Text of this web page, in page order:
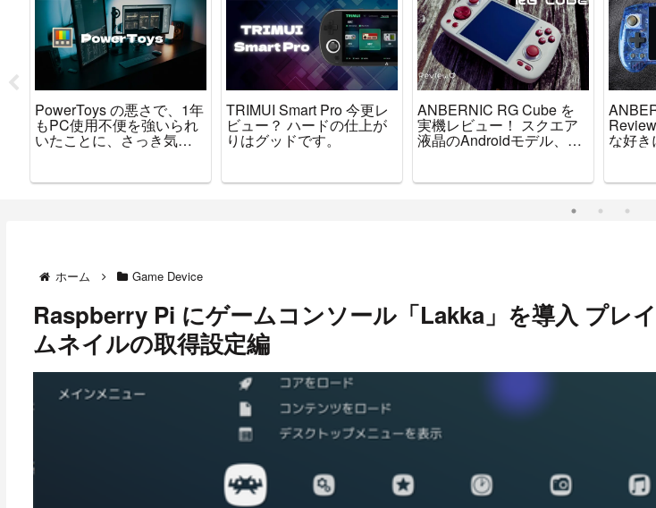
PowerToys の悪さで、1年
もPC使用不便を強いられ
いたことに、さっき気が
TRIMUI Smart Pro 今更レ
ビュー？ ハードの仕上が
りはグッドです。
ANBERNIC RG Cube を
実機レビュー！ スクエア
液晶のAndroidモデル、ニ な好
ホーム Game Device
Raspberry Pi にゲームコンソール「Lakka」を導入 プレ
ムネイルの取得設定編